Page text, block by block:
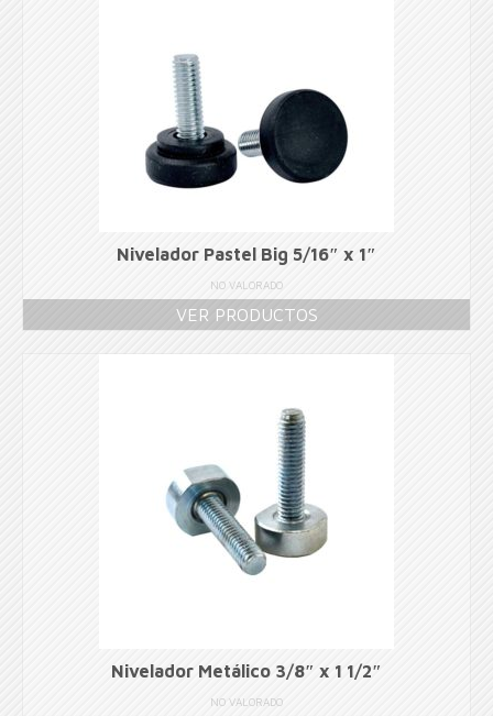
Nivelador Pastel Big 5/16″ x 1″
NO VALORADO
VER PRODUCTOS
Nivelador Metálico 3/8″ x 1 1/2″
NO VALORADO